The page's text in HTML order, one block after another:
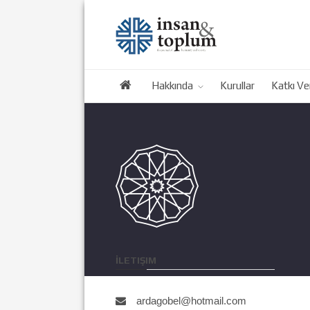
Hakkında Kurullar Katkı
İLETIŞIM
ardagobel@hotmail.com